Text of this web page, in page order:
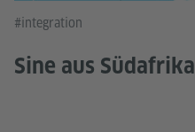
#integration
Sine aus Südafrika